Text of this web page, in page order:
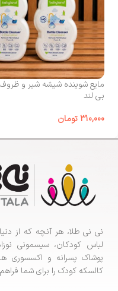
مایع شوینده شیشه شیر و
بی لند
310,000تومان
نی نی طلا، هر آنچه که از
لباس کودکان، سیسمونی
پوشاک پسرانه و اکسسوری
کالسکه کودک را برای شما